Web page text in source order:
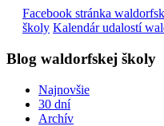
Facebook stránka
školy Kalendár udalostí
Blog waldorfskej školy
Najnovšie
30 dní
Archív